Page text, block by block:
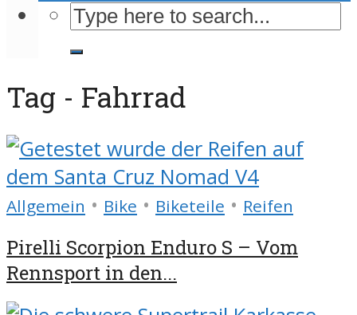
Tag - Fahrrad
Allgemein • Bike • Biketeile • Reifen
Pirelli Scorpion Enduro S – Vom
Rennsport in den...